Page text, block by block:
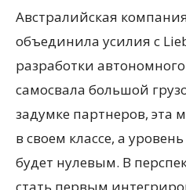
Австралийская
объединила усилия с
разработки
самосвала большой
задумке партнеров, эта
в своем классе, а
будет нулевым. В